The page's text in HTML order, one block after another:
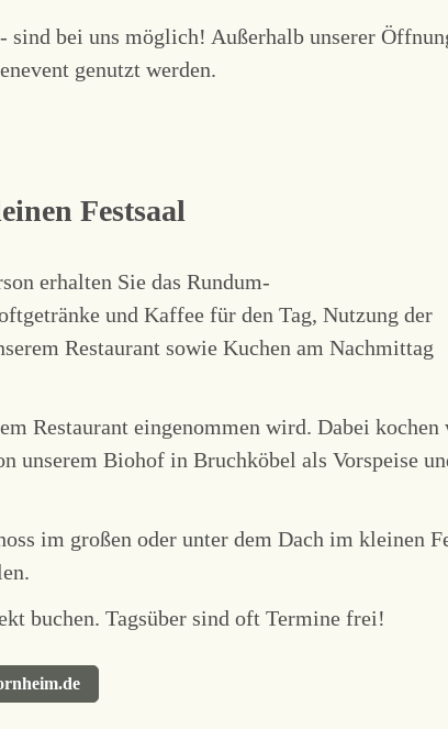
sind bei uns möglich! Außerhalb unserer
genutzt werden.
Festsaal
erhalten Sie das Rundum-
und Kaffee für den Tag, Nutzung der
Restaurant sowie Kuchen am Nachmittag
Restaurant eingenommen wird. Dabei
unserem Biohof in Bruchköbel als Vorspeise
im großen oder unter dem Dach im kleinen
buchen. Tagsüber sind oft Termine frei!